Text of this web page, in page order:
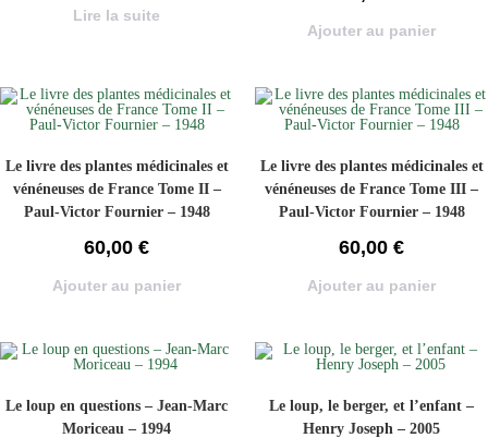
Lire la suite
Ajouter au panier
Le livre des plantes médicinales et
vénéneuses de France Tome II –
Paul-Victor Fournier – 1948
60,00 €
Ajouter au panier
Le livre des plantes médicinales et
vénéneuses de France Tome III –
Paul-Victor Fournier – 1948
60,00 €
Ajouter au panier
Le loup en questions – Jean-Marc
Moriceau – 1994
Le loup, le berger, et l’enfant –
Henry Joseph – 2005